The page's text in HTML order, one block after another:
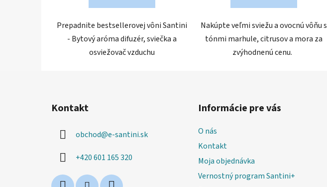
Prepadnite bestsellerovej vôni Santini
- Bytový aróma difuzér, sviečka a
osviežovač vzduchu
Nakúpte veľmi sviežu a ovocnú vôňu s
tónmi marhule, citrusov a mora za
zvýhodnenú cenu.
Kontakt
obchod@e-santini.sk
+420 601 165 320
Informácie pre vás
O nás
Kontakt
Moja objednávka
Vernostný program Santini+